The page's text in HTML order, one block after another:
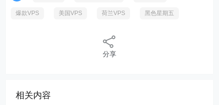
爆款VPS 美国VPS 荷兰VPS 黑色星期五
分享
相关内容